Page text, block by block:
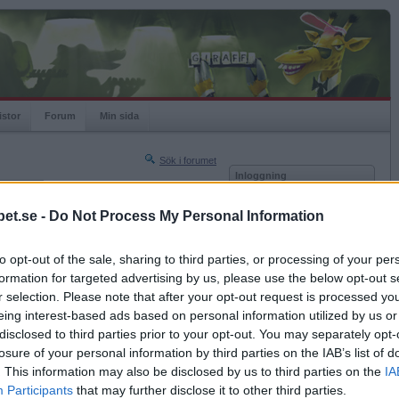
- Do Not Process My Personal Information
opt-out of the sale, sharing to third parties, or processing of your
for targeted advertising by us, please use the below opt-out
selection. Please note that after your opt-out request is processed
interest-based ads based on personal information utilized by us
to third parties prior to your opt-out. You may separately
of your personal information by third parties on the IAB’s list of
This information may also be disclosed by us to third parties on the
Participants that may further disclose it to other third parties.
Forum Min sida
Sök i forumet
Nästa sida »
2016-08-15 20:02
Inloggning
Kom ihåg mig
Glömt ditt lösenord?
Få ny aktiveringslänk
Betapet är gratis!